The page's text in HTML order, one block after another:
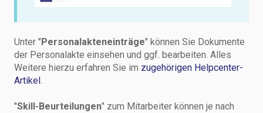
Unter "Personalakteneinträge" können Sie Dokumente
der Personalakte einsehen und ggf. bearbeiten. Alles
Weitere hierzu erfahren Sie im zugehörigen Helpcenter-
Artikel.
"Skill-Beurteilungen" zum Mitarbeiter können je nach